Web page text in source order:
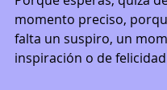
momento preciso,
falta un suspiro, un
inspiración o de